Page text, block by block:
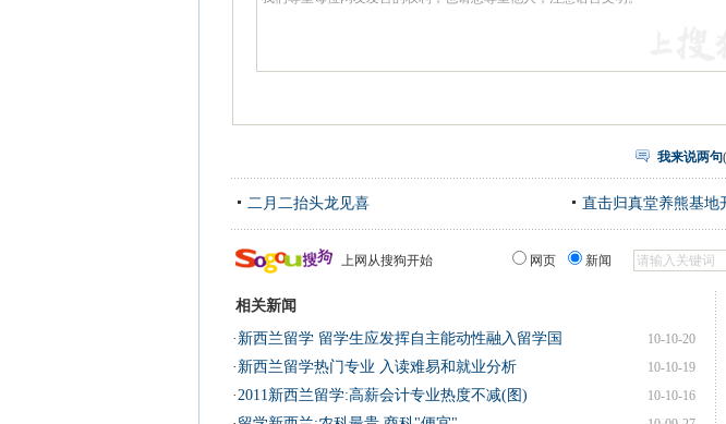
我来说两句(
二月二抬头龙见喜 直击归真堂养熊基地
上网从搜狗开始 网页 新闻
相关新闻
10-10-20
· 新西兰留学 留学生应发挥自主能动性融入留学国
10-10-19
· 新西兰留学热门专业 入读难易和就业分析
10-10-16
·2011新西兰留学:高薪会计专业热度不减(图)